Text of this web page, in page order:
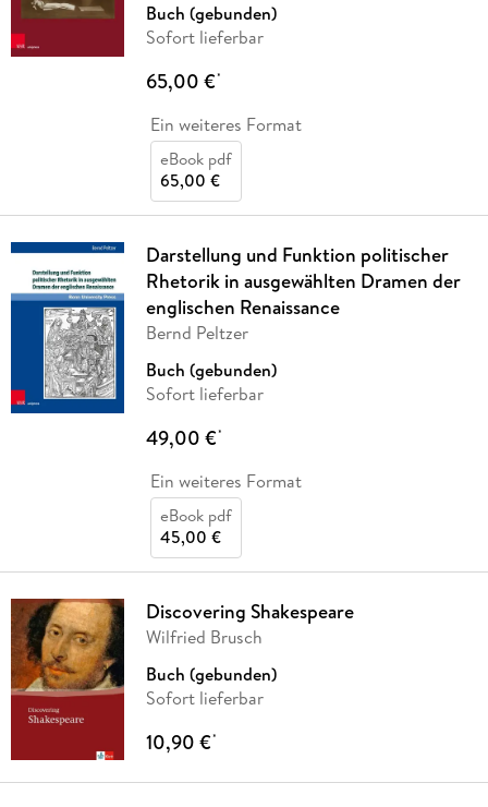
Buch (gebunden)
Sofort lieferbar
65,00 €*
Ein weiteres Format
eBook pdf
65,00 €
Darstellung und Funktion politischer
Rhetorik in ausgewählten Dramen der
englischen Renaissance
Bernd Peltzer
Buch (gebunden)
Sofort lieferbar
49,00 €*
Ein weiteres Format
eBook pdf
45,00 €
Discovering Shakespeare
Wilfried Brusch
Buch (gebunden)
Sofort lieferbar
10,90 €*